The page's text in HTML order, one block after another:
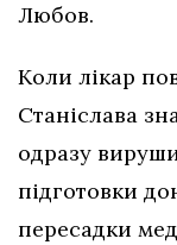
Любов.
Коли лікар
Станіслава
одразу
підготовки
пересадки